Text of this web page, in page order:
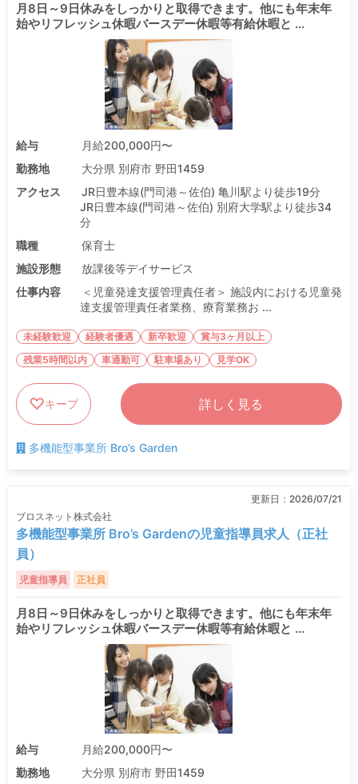
月8日～9日休みをしっかりと取得できます。他にも年末年
始やリフレッシュ休暇バースデー休暇等有給休暇と ...
給与
月給200,000円〜
勤務地
大分県 別府市 野田1459
アクセス
JR日豊本線(門司港～佐伯) 亀川駅より徒歩19分
JR日豊本線(門司港～佐伯) 別府大学駅より徒歩34
分
職種
保育士
施設形態
放課後等デイサービス
仕事内容
＜児童発達支援管理責任者＞ 施設内における児童発
達支援管理責任者業務、療育業務お ...
未経験歓迎 経験者優遇 新卒歓迎
賞与3ヶ月以上
残業5時間以内
車通勤可 駐車場あり 見学OK
キープ 詳しく見る
多機能型事業所 Bro’s Garden
更新日： 2026/07/21
ブロスネット株式会社
多機能型事業所 Bro’s Gardenの児童指導員求人（正社
員）
児童指導員 正社員
月8日～9日休みをしっかりと取得できます。他にも年末年
始やリフレッシュ休暇バースデー休暇等有給休暇と ...
給与
月給200,000円〜
勤務地
大分県 別府市 野田1459